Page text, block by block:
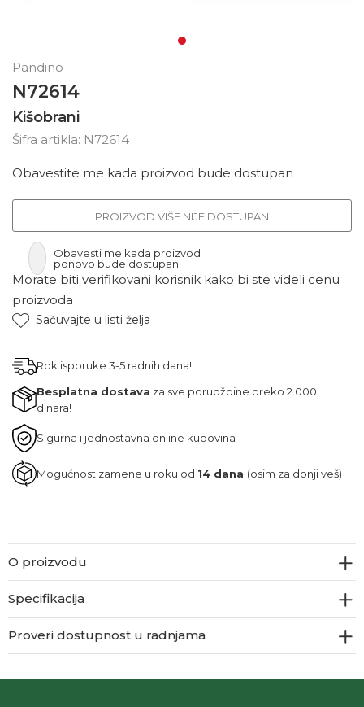
Pandino
N72614
Kišobrani
Šifra artikla: N72614
Obavestite me kada proizvod bude dostupan
PROIZVOD VIŠE NIJE DOSTUPAN
Obavesti me kada proizvod
ponovo bude dostupan
Morate biti verifikovani korisnik kako bi ste videli cenu
proizvoda
Sačuvajte u listi želja
Rok isporuke 3-5 radnih dana!
Besplatna dostava za sve porudžbine preko 2.000
dinara!
Sigurna i jednostavna online kupovina
Mogućnost zamene u roku od 14 dana (osim za donji veš)
O proizvodu
Specifikacija
Proveri dostupnost u radnjama